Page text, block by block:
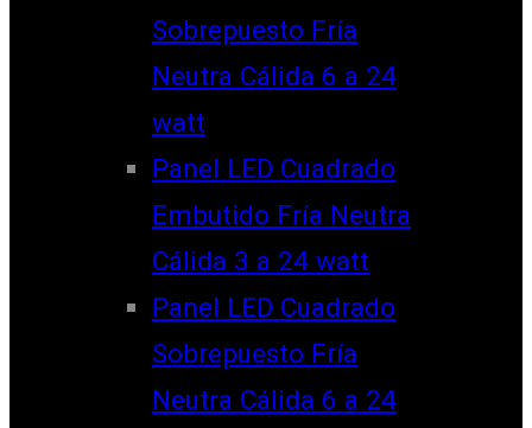
Sobrepuesto Fría
Neutra Cálida 6 a 24
watt
Panel LED Cuadrado
Embutido Fría Neutra
Cálida 3 a 24 watt
Panel LED Cuadrado
Sobrepuesto Fría
Neutra Cálida 6 a 24